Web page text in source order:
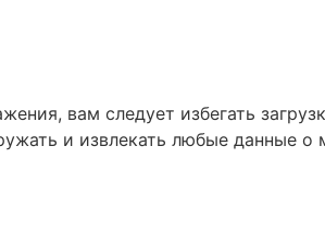
вам следует избегать
и извлекать любые данные